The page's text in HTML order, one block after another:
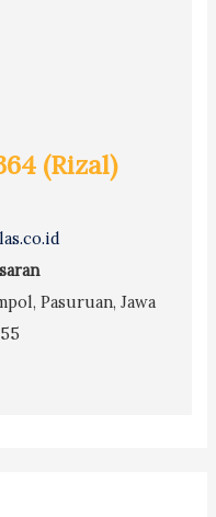
(Rizal)
Pasuruan, Jawa